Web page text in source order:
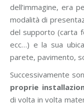
dell’immagine, era
modalità di
del supporto (carta
ecc…) e la sua
parete, pavimento,
Successivamente
proprie
di volta in volta